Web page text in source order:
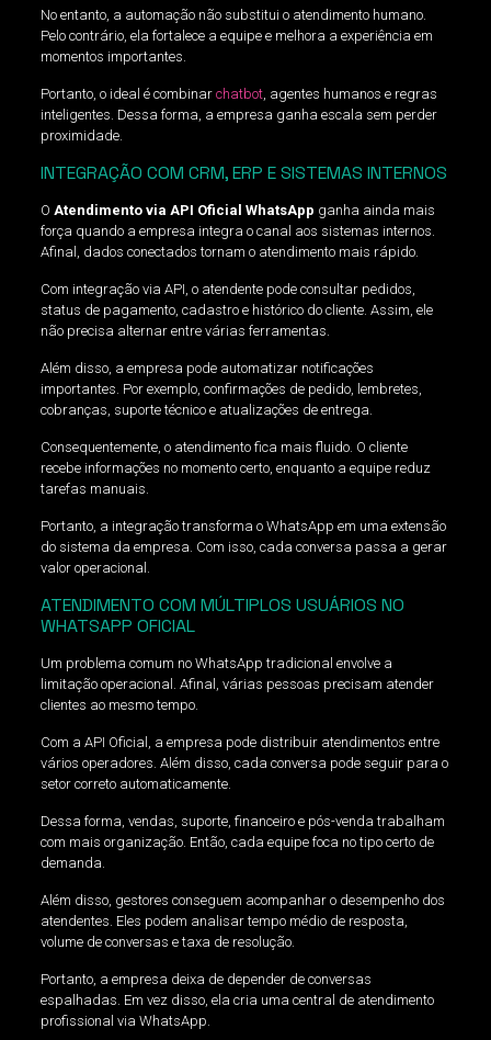
No entanto, a automação não substitui o atendimento humano.
Pelo contrário, ela fortalece a equipe e melhora a experiência em
momentos importantes.
Portanto, o ideal é combinar chatbot, agentes humanos e regras
inteligentes. Dessa forma, a empresa ganha escala sem perder
proximidade.
INTEGRAÇÃO COM CRM, ERP E SISTEMAS INTERNOS
O Atendimento via API Oficial WhatsApp ganha ainda mais
força quando a empresa integra o canal aos sistemas internos.
Afinal, dados conectados tornam o atendimento mais rápido.
Com integração via API, o atendente pode consultar pedidos,
status de pagamento, cadastro e histórico do cliente. Assim, ele
não precisa alternar entre várias ferramentas.
Além disso, a empresa pode automatizar notificações
importantes. Por exemplo, confirmações de pedido, lembretes,
cobranças, suporte técnico e atualizações de entrega.
Consequentemente, o atendimento fica mais fluido. O cliente
recebe informações no momento certo, enquanto a equipe reduz
tarefas manuais.
Portanto, a integração transforma o WhatsApp em uma extensão
do sistema da empresa. Com isso, cada conversa passa a gerar
valor operacional.
ATENDIMENTO COM MÚLTIPLOS USUÁRIOS NO
WHATSAPP OFICIAL
Um problema comum no WhatsApp tradicional envolve a
limitação operacional. Afinal, várias pessoas precisam atender
clientes ao mesmo tempo.
Com a API Oficial, a empresa pode distribuir atendimentos entre
vários operadores. Além disso, cada conversa pode seguir para o
setor correto automaticamente.
Dessa forma, vendas, suporte, financeiro e pós-venda trabalham
com mais organização. Então, cada equipe foca no tipo certo de
demanda.
Além disso, gestores conseguem acompanhar o desempenho dos
atendentes. Eles podem analisar tempo médio de resposta,
volume de conversas e taxa de resolução.
Portanto, a empresa deixa de depender de conversas
espalhadas. Em vez disso, ela cria uma central de atendimento
profissional via WhatsApp.